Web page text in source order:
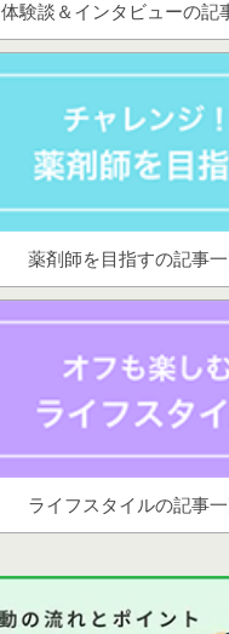
体験談＆インタビューの記
薬剤師を目指すの記事
ライフスタイルの記事